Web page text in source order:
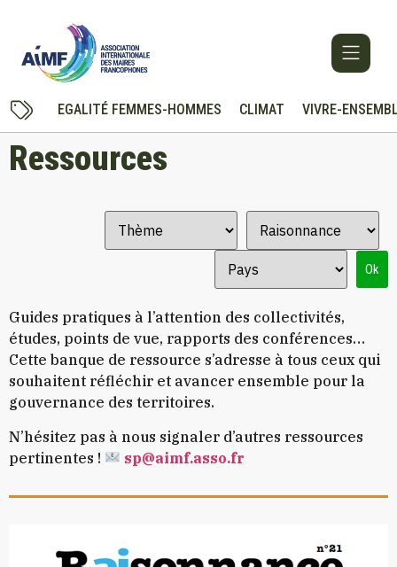
EGALITÉ FEMMES-HOMMES CLIMAT VIVRE-
Ressources
Ok
Guides pratiques à l’attention des collectivités,
études, points de vue, rapports des conférences…
Cette banque de ressource s’adresse à tous ceux qui
souhaitent réfléchir et avancer ensemble pour la
gouvernance des territoires.
N’hésitez pas à nous signaler d’autres ressources
pertinentes !
sp@aimf.asso.fr